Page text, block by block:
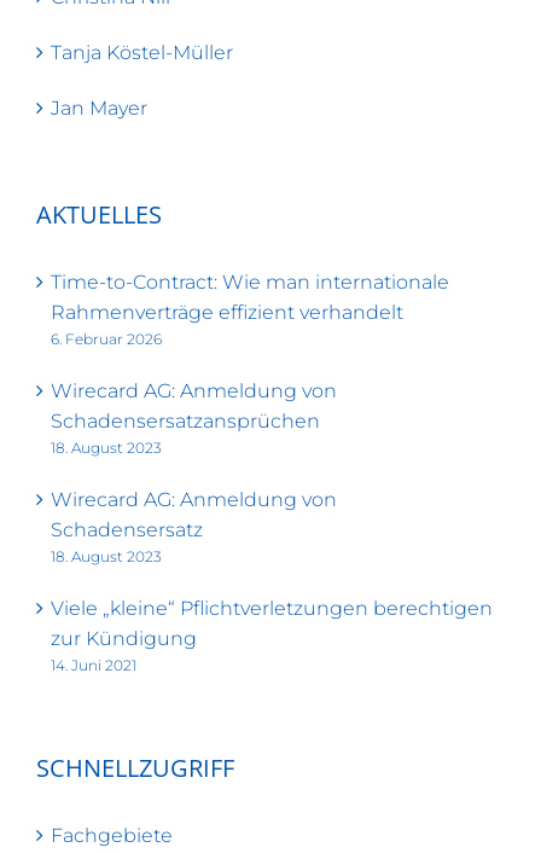
Tanja Köstel-Müller
Jan Mayer
AKTUELLES
Time-to-Contract: Wie man internationale
Rahmenverträge effizient verhandelt
6. Februar 2026
Wirecard AG: Anmeldung von
Schadensersatzansprüchen
18. August 2023
Wirecard AG: Anmeldung von
Schadensersatz
18. August 2023
Viele „kleine“ Pflichtverletzungen berechtigen
zur Kündigung
14. Juni 2021
SCHNELLZUGRIFF
Fachgebiete